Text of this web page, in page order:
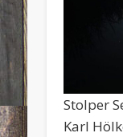
Stolper
Karl